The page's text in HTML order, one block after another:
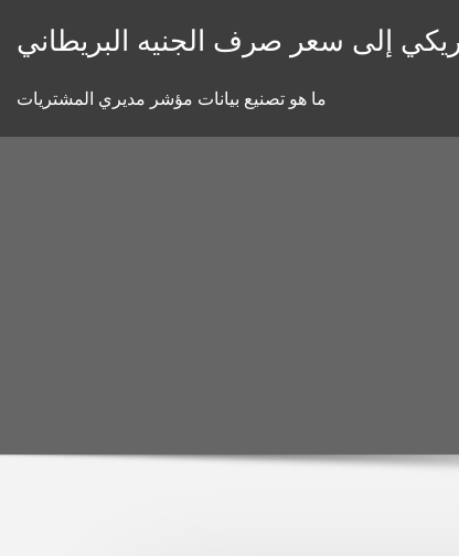
إلى سعر صرف الجنيه البريطاني
ما هو تصنيع بيانات مؤشر مديري المشتريات